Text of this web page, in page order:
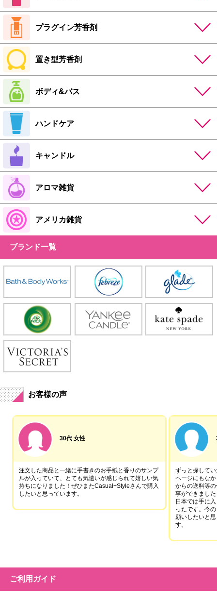
プラグイン芳香剤
置き型芳香剤
ボディ&バス
ハンドケア
キャンドル
アロマ雑貨
アメリカ雑貨
ブランド一覧
お客様の声
30代 女性
注文した商品と一緒に手書きのお手紙と香りのサンプ
ルが入っていて、とても気遣いが感じられて嬉しい気
持ちになりました！ぜひまたCasual+Styleさんで購入
したいと思っています。
ずっと探して
ページにもな
からの送料等
事ができました
日本では手に
ったです。今
願いしたいと
す。
ご利用ガイド